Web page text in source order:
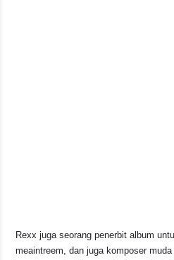
Rexx juga seorang penerbit album
meaintreem, dan juga komposer